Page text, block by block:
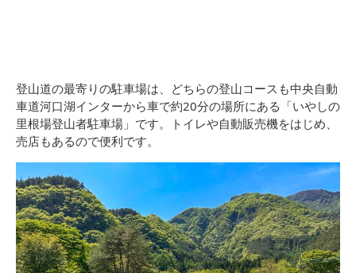
登山道の最寄りの駐車場は、どちらの登山コースも中央自動
車道河口湖インターから車で約20分の場所にある「いやしの
里根場登山者駐車場」です。トイレや自動販売機をはじめ、
売店もあるので便利です。